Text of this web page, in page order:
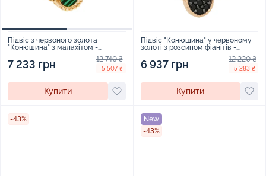
Підвіс з червоного золота
"Конюшина" з малахітом -
7 233 грн 12 740 ₴
-5 507 ₴
Купити
Підвіс "Конюшина" у червоному
золоті з розсипом фіанітів -
6 937 грн 12 220 ₴
-5 283 ₴
Купити
-43%
New
-43%